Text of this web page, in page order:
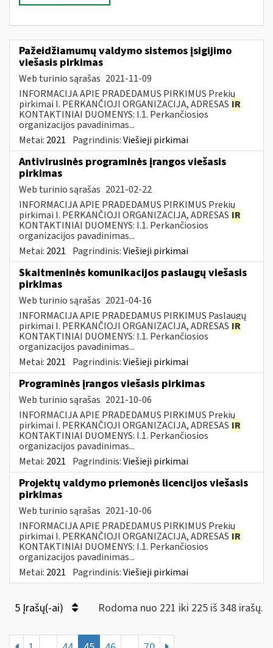
Pažeidžiamumų valdymo sistemos įsigijimo
viešasis pirkimas
Web turinio sąrašas 2021-11-09
INFORMACIJA APIE PRADEDAMUS PIRKIMUS Prekių
pirkimai I. PERKANČIOJI ORGANIZACIJA, ADRESAS IR
KONTAKTINIAI DUOMENYS: I.1. Perkančiosios
organizacijos pavadinimas...
Metai: 2021 Pagrindinis:Viešieji pirkimai
Antivirusinės programinės įrangos viešasis
pirkimas
Web turinio sąrašas 2021-02-22
INFORMACIJA APIE PRADEDAMUS PIRKIMUS Prekių
pirkimai I. PERKANČIOJI ORGANIZACIJA, ADRESAS IR
KONTAKTINIAI DUOMENYS: I.1. Perkančiosios
organizacijos pavadinimas...
Metai: 2021 Pagrindinis:Viešieji pirkimai
Skaitmeninės komunikacijos paslaugų viešasis
pirkimas
Web turinio sąrašas 2021-04-16
INFORMACIJA APIE PRADEDAMUS PIRKIMUS Paslaugų
pirkimai I. PERKANČIOJI ORGANIZACIJA, ADRESAS IR
KONTAKTINIAI DUOMENYS: I.1. Perkančiosios
organizacijos pavadinimas...
Metai: 2021 Pagrindinis:Viešieji pirkimai
Programinės įrangos viešasis pirkimas
Web turinio sąrašas 2021-10-06
INFORMACIJA APIE PRADEDAMUS PIRKIMUS Prekių
pirkimai I. PERKANČIOJI ORGANIZACIJA, ADRESAS IR
KONTAKTINIAI DUOMENYS: I.1. Perkančiosios
organizacijos pavadinimas...
Metai: 2021 Pagrindinis:Viešieji pirkimai
Projektų valdymo priemonės licencijos viešasis
pirkimas
Web turinio sąrašas 2021-10-06
INFORMACIJA APIE PRADEDAMUS PIRKIMUS Prekių
pirkimai I. PERKANČIOJI ORGANIZACIJA, ADRESAS IR
KONTAKTINIAI DUOMENYS: I.1. Perkančiosios
organizacijos pavadinimas...
Metai: 2021 Pagrindinis:Viešieji pirkimai
5 Įrašų(-ai) Rodoma nuo 221 iki 225 iš 348 irašų.